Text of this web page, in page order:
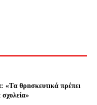
θρnσκευτıκά πρέπεı